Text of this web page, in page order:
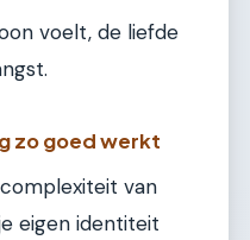
voelt, de liefde
zo goed werkt
van
eigen identiteit